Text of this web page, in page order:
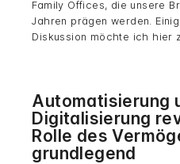
Family Offices, die unsere
Jahren prägen werden.
Diskussion möchte ich hier
Automatisierung
Digitalisierung
Rolle des
grundlegend